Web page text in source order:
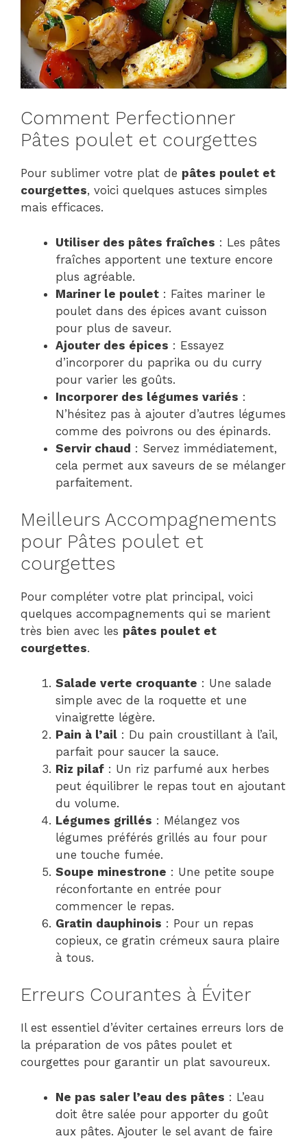
Comment Perfectionner
Pâtes poulet et courgettes
Pour sublimer votre plat de pâtes poulet et
courgettes, voici quelques astuces simples
mais efficaces.
Utiliser des pâtes fraîches : Les pâtes
fraîches apportent une texture encore
plus agréable.
Mariner le poulet : Faites mariner le
poulet dans des épices avant cuisson
pour plus de saveur.
Ajouter des épices : Essayez
d’incorporer du paprika ou du curry
pour varier les goûts.
Incorporer des légumes variés :
N’hésitez pas à ajouter d’autres légumes
comme des poivrons ou des épinards.
Servir chaud : Servez immédiatement,
cela permet aux saveurs de se mélanger
parfaitement.
Meilleurs Accompagnements
pour Pâtes poulet et
courgettes
Pour compléter votre plat principal, voici
quelques accompagnements qui se marient
très bien avec les pâtes poulet et
courgettes.
Salade verte croquante : Une salade
simple avec de la roquette et une
vinaigrette légère.
Pain à l’ail : Du pain croustillant à l’ail,
parfait pour saucer la sauce.
Riz pilaf : Un riz parfumé aux herbes
peut équilibrer le repas tout en ajoutant
du volume.
Légumes grillés : Mélangez vos
légumes préférés grillés au four pour
une touche fumée.
Soupe minestrone : Une petite soupe
réconfortante en entrée pour
commencer le repas.
Gratin dauphinois : Pour un repas
copieux, ce gratin crémeux saura plaire
à tous.
Erreurs Courantes à Éviter
Il est essentiel d’éviter certaines erreurs lors de
la préparation de vos pâtes poulet et
courgettes pour garantir un plat savoureux.
Ne pas saler l’eau des pâtes : L’eau
doit être salée pour apporter du goût
aux pâtes. Ajouter le sel avant de faire